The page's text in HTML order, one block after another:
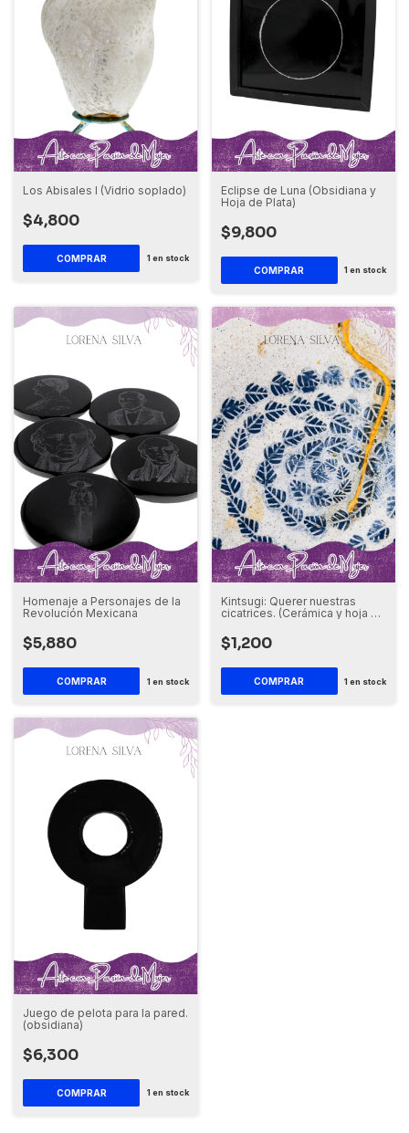
Los Abisales I (Vidrio soplado)
$4,800
1 en stock
Eclipse de Luna (Obsidiana y
Hoja de Plata)
$9,800
1 en stock
Homenaje a Personajes de la
Revolución Mexicana
$5,880
1 en stock
Kintsugi: Querer nuestras
cicatrices. (Cerámica y hoja de
$1,200
1 en stock
Juego de pelota para la pared.
(obsidiana)
$6,300
1 en stock